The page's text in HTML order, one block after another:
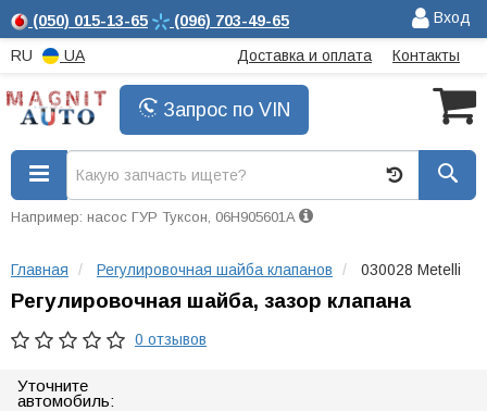
(050) 015-13-65 (096) 703-49-65 Вход
RU UA Доставка и оплата Контакты
Запрос по VIN
Например: насос ГУР Туксон, 06H905601A
Главная Регулировочная шайба клапанов 030028 Metelli
Регулировочная шайба, зазор клапана
0 отзывов
Уточните
автомобиль: